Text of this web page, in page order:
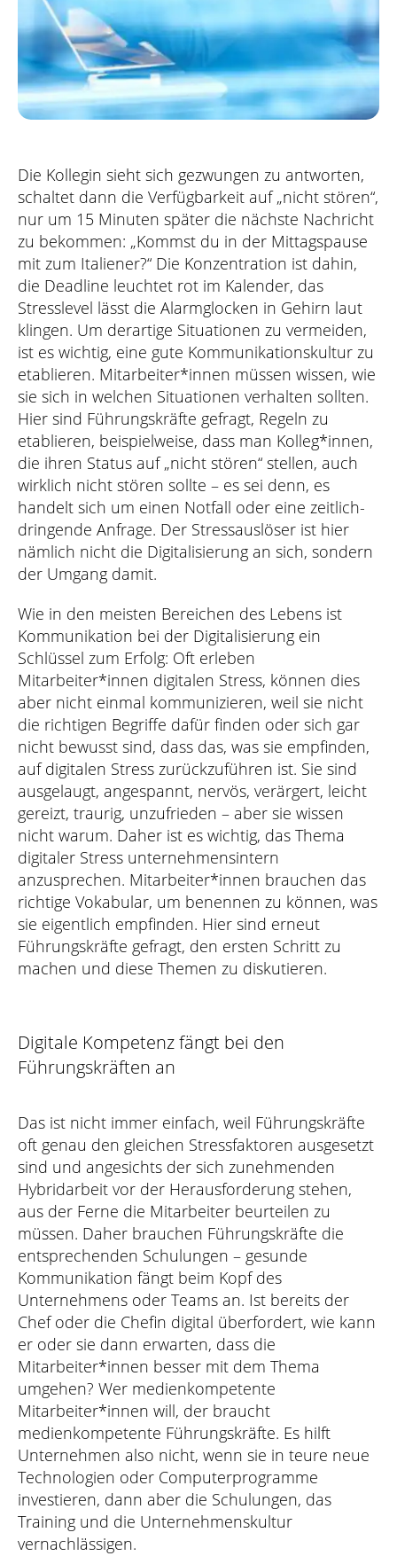
Die Kollegin sieht sich gezwungen zu antworten,
schaltet dann die Verfügbarkeit auf „nicht stören“,
nur um 15 Minuten später die nächste Nachricht
zu bekommen: „Kommst du in der Mittagspause
mit zum Italiener?“ Die Konzentration ist dahin,
die Deadline leuchtet rot im Kalender, das
Stresslevel lässt die Alarmglocken in Gehirn laut
klingen. Um derartige Situationen zu vermeiden,
ist es wichtig, eine gute Kommunikationskultur zu
etablieren. Mitarbeiter*innen müssen wissen, wie
sie sich in welchen Situationen verhalten sollten.
Hier sind Führungskräfte gefragt, Regeln zu
etablieren, beispielweise, dass man Kolleg*innen,
die ihren Status auf „nicht stören“ stellen, auch
wirklich nicht stören sollte – es sei denn, es
handelt sich um einen Notfall oder eine zeitlich-
dringende Anfrage. Der Stressauslöser ist hier
nämlich nicht die Digitalisierung an sich, sondern
der Umgang damit.
Wie in den meisten Bereichen des Lebens ist
Kommunikation bei der Digitalisierung ein
Schlüssel zum Erfolg: Oft erleben
Mitarbeiter*innen digitalen Stress, können dies
aber nicht einmal kommunizieren, weil sie nicht
die richtigen Begriffe dafür finden oder sich gar
nicht bewusst sind, dass das, was sie empfinden,
auf digitalen Stress zurückzuführen ist. Sie sind
ausgelaugt, angespannt, nervös, verärgert, leicht
gereizt, traurig, unzufrieden – aber sie wissen
nicht warum. Daher ist es wichtig, das Thema
digitaler Stress unternehmensintern
anzusprechen. Mitarbeiter*innen brauchen das
richtige Vokabular, um benennen zu können, was
sie eigentlich empfinden. Hier sind erneut
Führungskräfte gefragt, den ersten Schritt zu
machen und diese Themen zu diskutieren.
Digitale Kompetenz fängt bei den
Führungskräften an
Das ist nicht immer einfach, weil Führungskräfte
oft genau den gleichen Stressfaktoren ausgesetzt
sind und angesichts der sich zunehmenden
Hybridarbeit vor der Herausforderung stehen,
aus der Ferne die Mitarbeiter beurteilen zu
müssen. Daher brauchen Führungskräfte die
entsprechenden Schulungen – gesunde
Kommunikation fängt beim Kopf des
Unternehmens oder Teams an. Ist bereits der
Chef oder die Chefin digital überfordert, wie kann
er oder sie dann erwarten, dass die
Mitarbeiter*innen besser mit dem Thema
umgehen? Wer medienkompetente
Mitarbeiter*innen will, der braucht
medienkompetente Führungskräfte. Es hilft
Unternehmen also nicht, wenn sie in teure neue
Technologien oder Computerprogramme
investieren, dann aber die Schulungen, das
Training und die Unternehmenskultur
vernachlässigen.